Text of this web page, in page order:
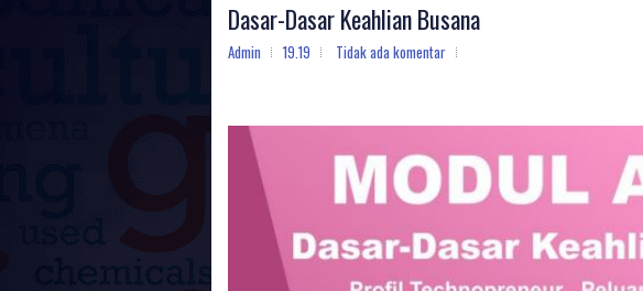
Dasar-Dasar Keahlian Busana
Admin 19.19 Tidak ada komentar